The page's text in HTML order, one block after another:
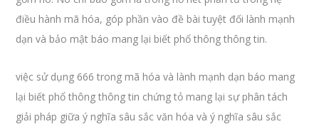
điều hành mã hóa, góp phần vào đề bài tuyệt đối lành mạnh
dạn và bảo mật báo mang lại biết phổ thông thông tin.
việc sử dụng 666 trong mã hóa và lành mạnh dạn báo mang
lại biết phổ thông thông tin chứng tỏ mang lại sự phân tách
giải pháp giữa ý nghĩa sâu sắc văn hóa và ý nghĩa sâu sắc